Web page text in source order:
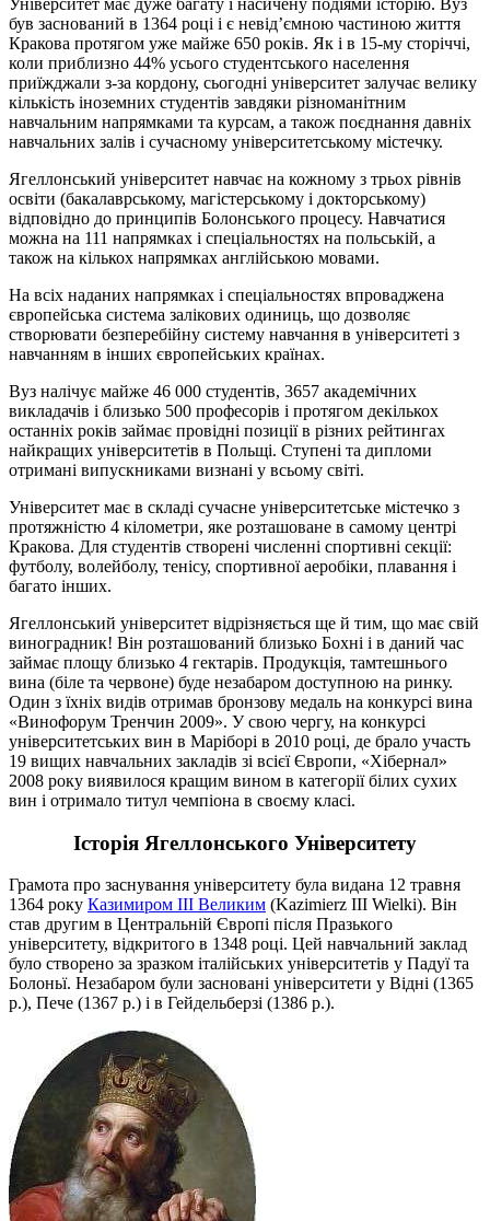
був заснований в 1364 році і є невід’ємною частиною життя
Кракова протягом уже майже 650 років. Як і в 15-му сторіччі,
коли приблизно 44% усього студентського населення
приїжджали з-за кордону, сьогодні університет залучає велику
кількість іноземних студентів завдяки різноманітним
навчальним напрямками та курсам, а також поєднання давніх
навчальних залів і сучасному університетському містечку.
Ягеллонський університет навчає на кожному з трьох рівнів
освіти (бакалаврському, магістерському і докторському)
відповідно до принципів Болонського процесу. Навчатися
можна на 111 напрямках і спеціальностях на польській, а
також на кількох напрямках англійською мовами.
На всіх наданих напрямках і спеціальностях впроваджена
європейська система залікових одиниць, що дозволяє
створювати безперебійну систему навчання в університеті з
навчанням в інших європейських країнах.
Вуз налічує майже 46 000 студентів, 3657 академічних
викладачів і близько 500 професорів і протягом декількох
останніх років займає провідні позиції в різних рейтингах
найкращих університетів в Польщі. Ступені та дипломи
отримані випускниками визнані у всьому світі.
Університет має в складі сучасне університетське містечко з
протяжністю 4 кілометри, яке розташоване в самому центрі
Кракова. Для студентів створені численні спортивні секції:
футболу, волейболу, тенісу, спортивної аеробіки, плавання і
багато інших.
Ягеллонський університет відрізняється ще й тим, що має свій
виноградник! Він розташований близько Бохні і в даний час
займає площу близько 4 гектарів. Продукція, тамтешнього
вина (біле та червоне) буде незабаром доступною на ринку.
Один з їхніх видів отримав бронзову медаль на конкурсі вина
«Винофорум Тренчин 2009». У свою чергу, на конкурсі
університетських вин в Маріборі в 2010 році, де брало участь
19 вищих навчальних закладів зі всієї Європи, «Хібернал»
2008 року виявилося кращим вином в категорії білих сухих
вин і отримало титул чемпіона в своєму класі.
Історія Ягеллонського Університету
Грамота про заснування університету була видана 12 травня
1364 року Казимиром III Великим (Kazimierz III Wielki). Він
став другим в Центральній Європі після Празького
університету, відкритого в 1348 році. Цей навчальний заклад
було створено за зразком італійських університетів у Падуї та
Болоньї. Незабаром були засновані університети у Відні (1365
р.), Пече (1367 р.) і в Гейдельберзі (1386 р.).